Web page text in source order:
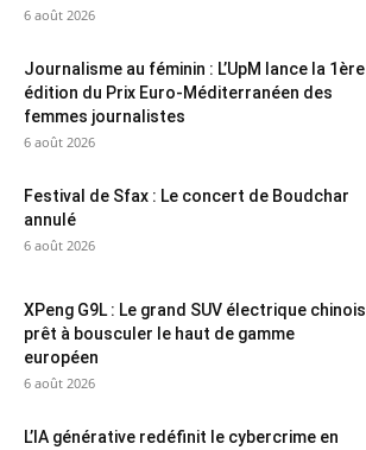
6 août 2026
Journalisme au féminin : L’UpM lance la 1ère
édition du Prix Euro-Méditerranéen des
femmes journalistes
6 août 2026
Festival de Sfax : Le concert de Boudchar
annulé
6 août 2026
XPeng G9L : Le grand SUV électrique chinois
prêt à bousculer le haut de gamme
européen
6 août 2026
L’IA générative redéfinit le cybercrime en